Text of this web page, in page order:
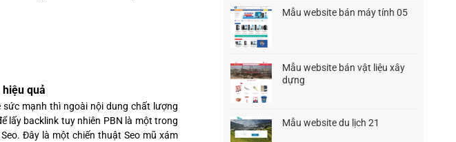
hiệu quả
mạnh thì ngoài nội dung chất lượng
lấy backlink tuy nhiên PBN là một trong
Đây là một chiến thuật Seo mũ xám
1.500.000₫.
tại
là:
Mẫu website bán máy tính 05
1.500.000₫.
1.200.000₫.
Mẫu website bán vật liệu xây
dựng
1.500.000₫.
tại
là:
Mẫu website du lịch 21